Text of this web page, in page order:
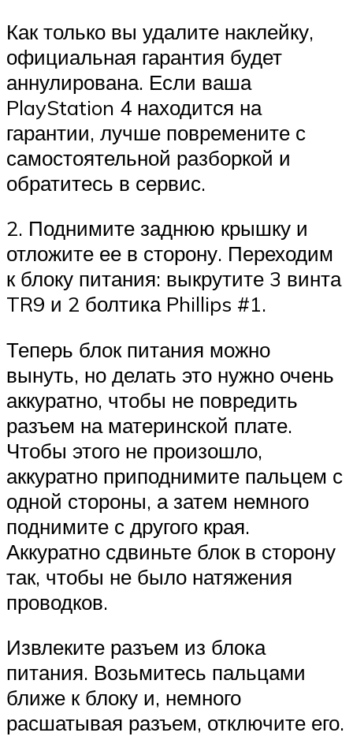
Как только вы удалите наклейку,
официальная гарантия будет
аннулирована. Если ваша
PlayStation 4 находится на
гарантии, лучше повремените с
самостоятельной разборкой и
обратитесь в сервис.
2. Поднимите заднюю крышку и
отложите ее в сторону. Переходим
к блоку питания: выкрутите 3 винта
TR9 и 2 болтика Phillips #1.
Теперь блок питания можно
вынуть, но делать это нужно очень
аккуратно, чтобы не повредить
разъем на материнской плате.
Чтобы этого не произошло,
аккуратно приподнимите пальцем с
одной стороны, а затем немного
поднимите с другого края.
Аккуратно сдвиньте блок в сторону
так, чтобы не было натяжения
проводков.
Извлеките разъем из блока
питания. Возьмитесь пальцами
ближе к блоку и, немного
расшатывая разъем, отключите его.